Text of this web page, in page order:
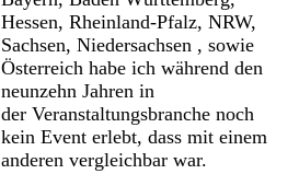
Hessen, Rheinland-Pfalz, NRW,
Sachsen, Niedersachsen , sowie
Österreich habe ich während den
neunzehn Jahren in
der Veranstaltungsbranche noch
kein Event erlebt, dass mit einem
anderen vergleichbar war.